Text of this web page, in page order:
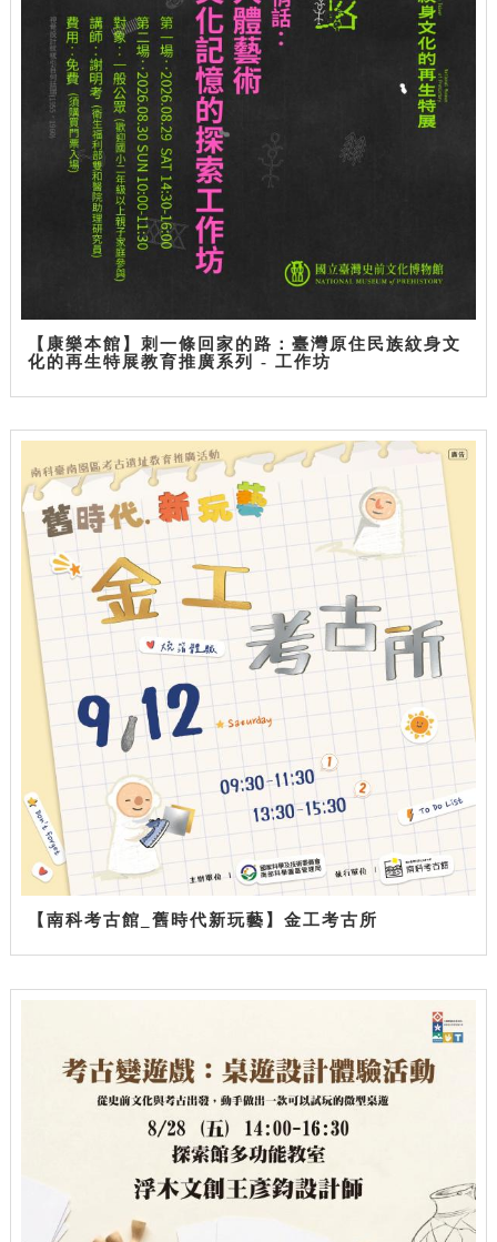
【康樂本館】刺一條回家的路：臺灣原住民族紋身文
化的再生特展教育推廣系列 - 工作坊
【南科考古館_舊時代新玩藝】金工考古所